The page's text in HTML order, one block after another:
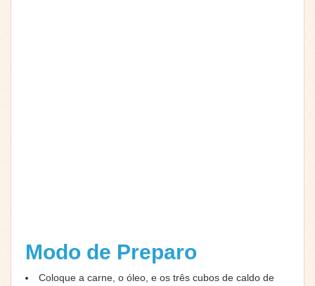
Modo de Preparo
Coloque a carne, o óleo, e os três cubos de caldo de